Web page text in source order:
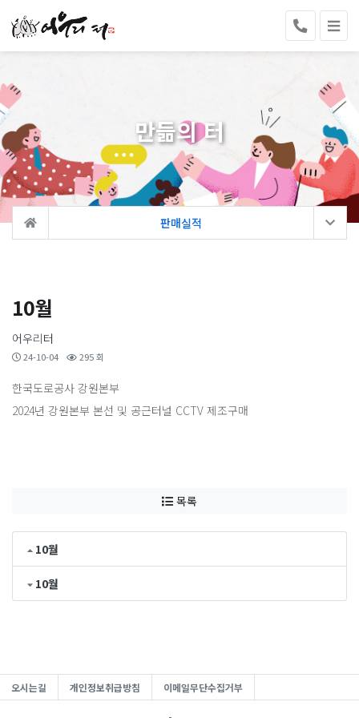
만듦의 터
판매실적
10월
어우리터
24-10-04 295 회
​한국도로공사 강원본부
2024년 강원본부 본선 및 공근터널 CCTV 제조구매
목록
10월
10월
오시는길 개인정보취급방침 이메일무단수집거부